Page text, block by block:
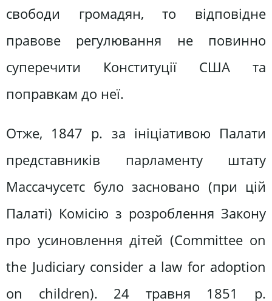
свободи громадян, то відповідне
правове регулювання не повинно
суперечити Конституції США та
поправкам до неї.
Отже, 1847 р. за ініціативою Палати
представників парламенту штату
Массачусетс було засновано (при цій
Палаті) Комісію з розроблення Закону
про усиновлення дітей (Committee on
the Judiciary consider a law for adoption
on children). 24 травня 1851 р.